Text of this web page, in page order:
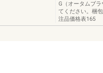
G（オータムブ
てください。梱
注品価格表165